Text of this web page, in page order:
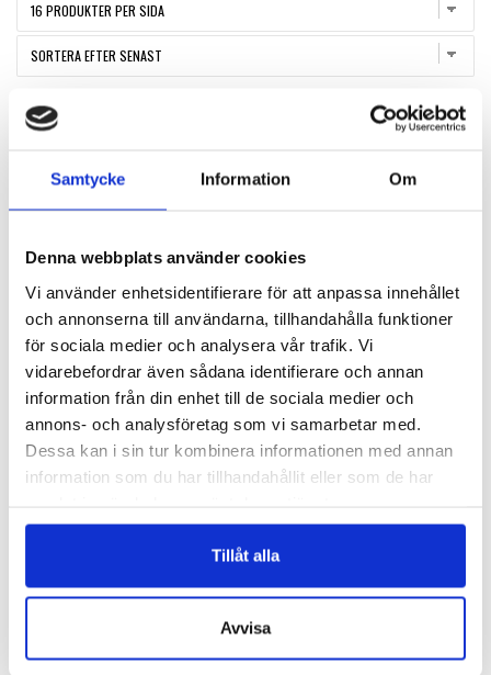
Samtycke Information Om
Denna webbplats använder cookies
Vi använder enhetsidentifierare för att anpassa innehållet
och annonserna till användarna, tillhandahålla funktioner
för sociala medier och analysera vår trafik. Vi
vidarebefordrar även sådana identifierare och annan
information från din enhet till de sociala medier och
annons- och analysföretag som vi samarbetar med.
Dessa kan i sin tur kombinera informationen med annan
information som du har tillhandahållit eller som de har
Tillåt alla
Avvisa
senaste
7005/P-Savannah
Savannah cornett
Logga in för att se pris
READ MORE
7006/P-Savannah
Savannah caplin
Logga in för att se pris
READ MORE